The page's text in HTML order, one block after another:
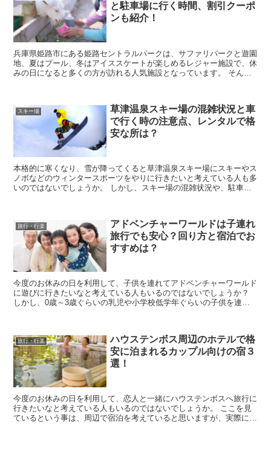
と駐車場に行く時間、割引クーポ
ンも紹介！
兵庫県姫路市にある姫路セントラルパークは、サファリパークと遊園
地、夏はプール、冬はアイススケートが楽しめるレジャー施設で、休
みの日になると多くの方が訪れる人気施設となっています。 そんな
スキー場
草津温泉スキー場の混雑状況と車
で行く時の注意点、レンタルで格
安な所は？
本格的に寒くなり、雪が降ってくると草津温泉スキー場にスキーやス
ノボなどのウィンタースポーツをやりに行きたいと考えている人も多
いのではないでしょうか。 しかし、スキー場の混雑状況や、駐車場
旅行・行楽
アドベンチャーワールドは子連れ
旅行でも安心？回り方と宿泊でお
すすめは？
今度のお休みの日を利用して、子供を連れてアドベンチャーワールド
に遊びに行きたいなと考えている人もいるのではないでしょうか？
しかし、0歳～3歳ぐらいの乳児や小学校低学年ぐらいの子供を連れ
旅行・行楽
ハウステンボス周辺のホテルで格
安に泊まれるカップル向けの宿３
選！
今度のお休みの日を利用して、恋人と一緒にハウステンボスへ旅行に
行きたいなと考えている人もいるのではないでしょうか。 ここを見
ているという事は、周辺で宿泊を考えていると思いますが、実際に調